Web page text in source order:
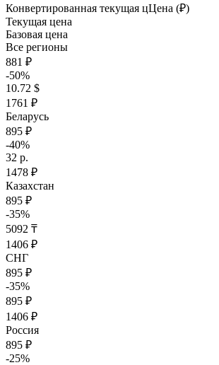
Конвертированная текущая цЦена (₽)
Текущая цена
Базовая цена
Все регионы
881 ₽
-50%
10.72 $
1761 ₽
Беларусь
895 ₽
-40%
32 р.
1478 ₽
Казахстан
895 ₽
-35%
5092 ₸
1406 ₽
СНГ
895 ₽
-35%
895 ₽
1406 ₽
Россия
895 ₽
-25%